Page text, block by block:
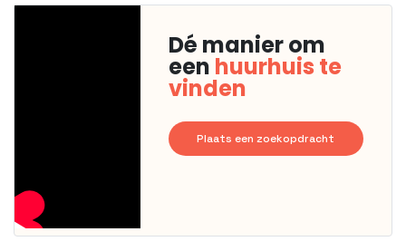
Dé manier om
een huurhuis te
vinden
Plaats een zoekopdracht